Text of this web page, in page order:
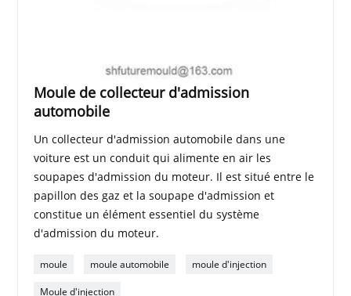
Moule de collecteur d'admission
automobile
Un collecteur d'admission automobile dans une
voiture est un conduit qui alimente en air les
soupapes d'admission du moteur. Il est situé entre le
papillon des gaz et la soupape d'admission et
constitue un élément essentiel du système
d'admission du moteur.
moule moule automobile moule d'injection
Moule d'injection